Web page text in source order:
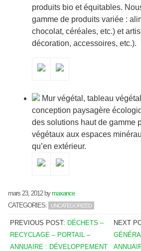
produits bio et équitables.
gamme de produits variée :
chocolat, céréales, etc.) et
décoration, accessoires, etc.).
Mur végétal, tableau
conception paysagère
des solutions haut de gamme
végétaux aux espaces
qu’en extérieur.
mars 23, 2012bymaxance
CATEGORIES:
UNCATEGORIZED
PREVIOUS POST: DÉCHETS –
RECYCLAGE – PORTAIL –
ANNUAIRE : DÉVELOPPEMENT
NEXT